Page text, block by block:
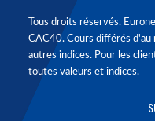
Tous droits réservés.
CAC40. Cours différés
autres indices. Pour les
toutes valeurs et indices.